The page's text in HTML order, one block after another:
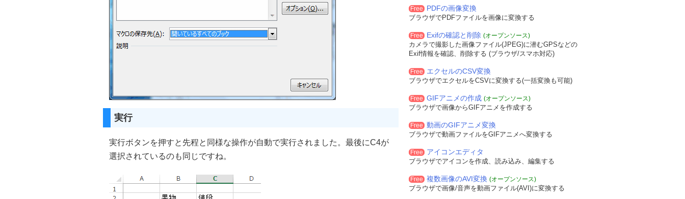
実行
実行ボタンを押すと先程と同様な操作が自動で実行されました。最後にC4が
選択されているのも同じですね。
Free PDFの画像変換
ブラウザでPDFファイルを画像に変換する
Free Exifの確認と削除 (オープンソース)
カメラで撮影した画像ファイル(JPEG)に潜むGPSなどの
Exif情報を確認、削除する (ブラウザ/スマホ対応)
Free エクセルのCSV変換
ブラウザでエクセルをCSVに変換する(一括変換も可能)
Free GIFアニメの作成 (オープンソース)
ブラウザで画像からGIFアニメを作成する
Free 動画のGIFアニメ変換
ブラウザで動画ファイルをGIFアニメへ変換する
Free アイコンエディタ
ブラウザでアイコンを作成、読み込み、編集する
Free 複数画像のAVI変換 (オープンソース)
ブラウザで画像/音声を動画ファイル(AVI)に変換する